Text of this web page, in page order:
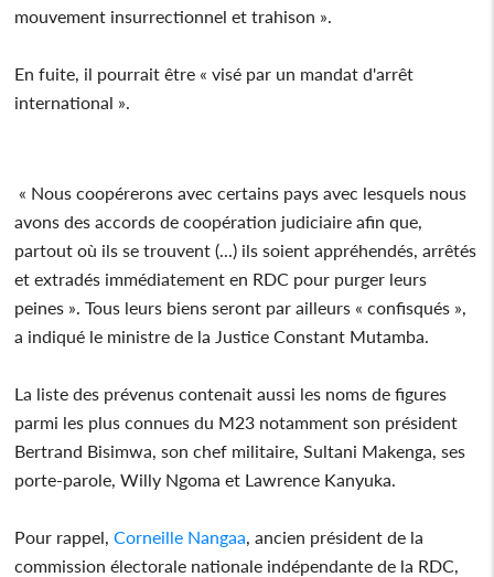
mouvement insurrectionnel et trahison ».
En fuite, il pourrait être « visé par un mandat d'arrêt
international ».
« Nous coopérerons avec certains pays avec lesquels nous
avons des accords de coopération judiciaire afin que,
partout où ils se trouvent (...) ils soient appréhendés, arrêtés
et extradés immédiatement en RDC pour purger leurs
peines ». Tous leurs biens seront par ailleurs « confisqués »,
a indiqué le ministre de la Justice Constant Mutamba.
La liste des prévenus contenait aussi les noms de figures
parmi les plus connues du M23 notamment son président
Bertrand Bisimwa, son chef militaire, Sultani Makenga, ses
porte-parole, Willy Ngoma et Lawrence Kanyuka.
Pour rappel,Corneille Nangaa , ancien président de la
commission électorale nationale indépendante de la RDC,